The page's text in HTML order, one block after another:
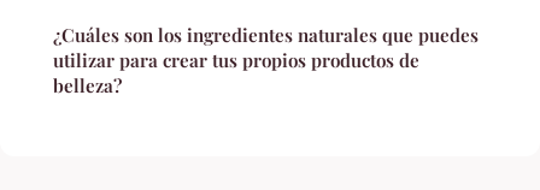
¿Cuáles son los ingredientes naturales que puedes
utilizar para crear tus propios productos de
belleza?